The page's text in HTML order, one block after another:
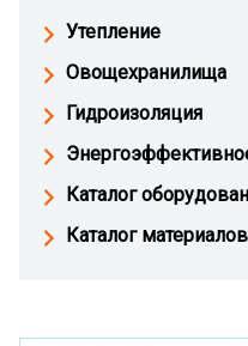
Утепление
Овощехранилища
Гидроизоляция
Каталог
Каталог материалов